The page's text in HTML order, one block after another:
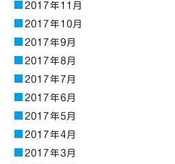
2017年11月
2017年10月
2017年9月
2017年8月
2017年7月
2017年6月
2017年5月
2017年4月
2017年3月